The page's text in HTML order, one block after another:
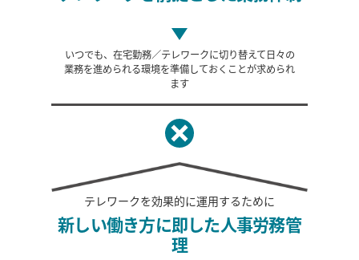
いつでも、在宅勤務／テレワークに切り替えて日々の
業務を進められる環境を準備しておくことが求められ
ます
テレワークを効果的に運用するために
新しい働き方に即した 人事労務管
理